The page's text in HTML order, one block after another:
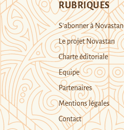
RUBRIQUES
S’abonner à Novastan
Le projet Novastan
Charte éditoriale
Equipe
Partenaires
Mentions légales
Contact